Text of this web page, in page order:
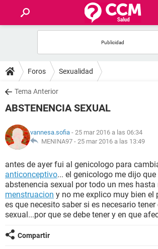
FOROS
SALUD
NUTRICIÓN
BIENESTAR
SEXUALIDAD
GLOSARIO
Foros Sexualidad
Tema Anterior
ABSTENENCIA SEXUAL
vannesa.sofia - 25 mar 2016 a las 06:34
MENINA97 - 25 mar 2016 a las 13:49
antes de ayer fui al genicologo para
anticonceptivo... el genicologo me dijo
abstenencia sexual por todo un mes
menstruacion y no me explico muy bien el
es que necesito saber si es necesario
sexual...por que se debe tener y en que
Compartir